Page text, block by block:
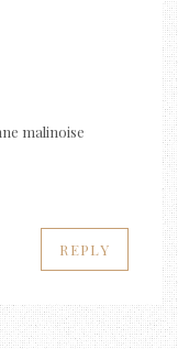
malinoise
REPLY